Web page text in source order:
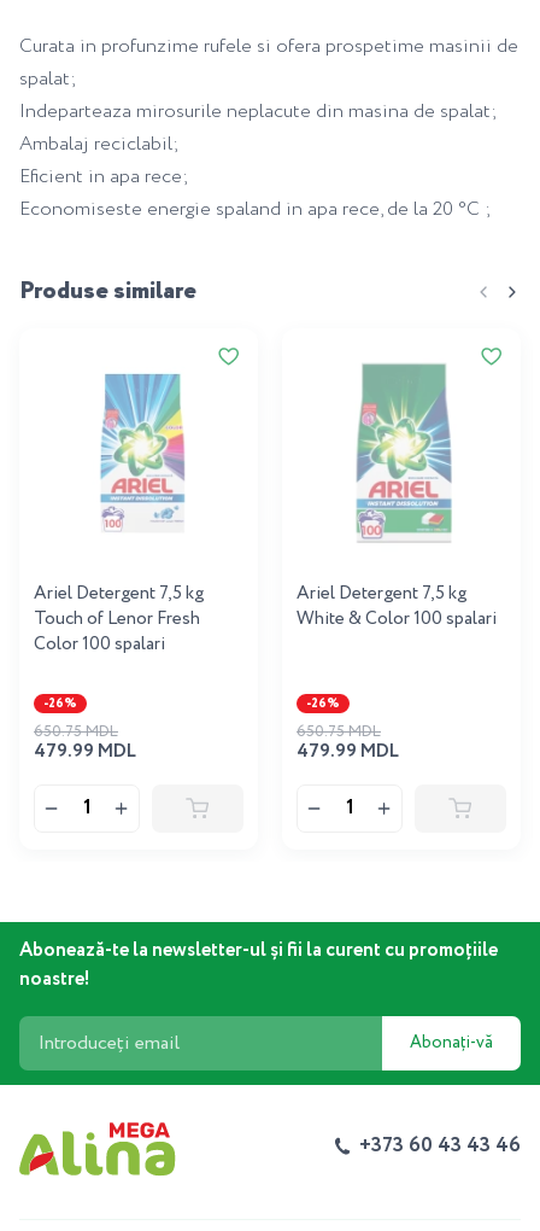
Curata in profunzime rufele si ofera prospetime masinii de
spalat;
Indeparteaza mirosurile neplacute din masina de spalat;
Ambalaj reciclabil;
Eficient in apa rece;
Economiseste energie spaland in apa rece, de la 20 °C ;
Produse similare
Ariel Detergent 7,5 kg
Touch of Lenor Fresh
Color 100 spalari
-26%
479.99 MDL
650.75 MDL
Ariel Detergent 7,5 kg
White & Color 100 spalari
-26%
479.99 MDL
650.75 MDL
Abonează-te la newsletter-ul și fii la curent cu promoțiile
noastre!
Abonați-vă
+373 60 43 43 46